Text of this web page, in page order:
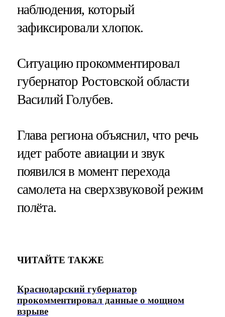
наблюдения, который
зафиксировали хлопок.
Ситуацию прокомментировал
губернатор Ростовской области
Василий Голубев.
Глава региона объяснил, что речь
идет работе авиации и звук
появился в момент перехода
самолета на сверхзвуковой режим
полёта.
ЧИТАЙТЕ ТАКЖЕ
Краснодарский губернатор
прокомментировал данные о мощном
взрыве